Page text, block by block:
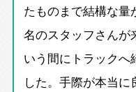
たものまで結構な
名のスタッフさんが
いう間にトラックへ
した。手際が本当